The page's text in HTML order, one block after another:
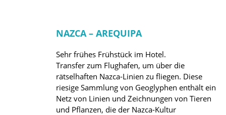
NAZCA – AREQUIPA
Sehr frühes Frühstück im Hotel.
Transfer zum Flughafen, um über die
rätselhaften Nazca-Linien zu fliegen. Diese
riesige Sammlung von Geoglyphen enthält ein
Netz von Linien und Zeichnungen von Tieren
und Pflanzen, die der Nazca-Kultur